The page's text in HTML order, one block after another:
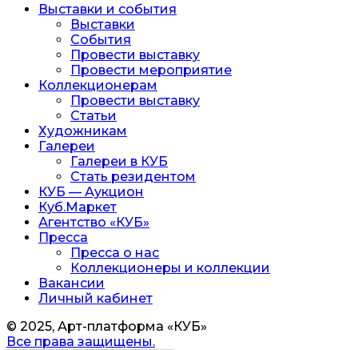
Выставки и события
Выставки
События
Провести выставку
Провести мероприятие
Коллекционерам
Провести выставку
Статьи
Художникам
Галереи
Галереи в КУБ
Стать резидентом
КУБ — Аукцион
Куб.Маркет
Агентство «КУБ»
Пресса
Пресса о нас
Коллекционеры и коллекции
Вакансии
Личный кабинет
© 2025, Арт-платформа «КУБ»
Все права защищены.